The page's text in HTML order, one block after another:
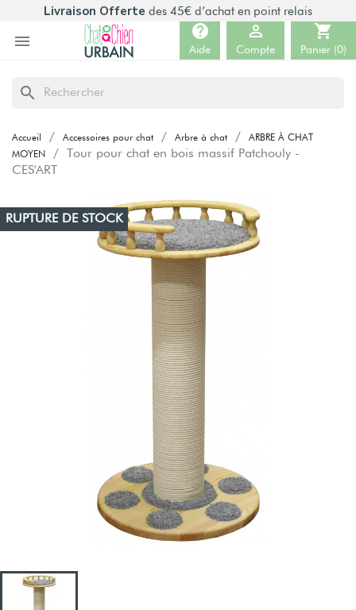
Livraison Offerte des 45€ d’achat en point relais

shopping_cart
Panier (0)
help
Aide

Compte
search
Accueil Accessoires pour chat Arbre à chat
ARBRE À CHAT
MOYEN
Tour pour chat en bois massif Patchouly -
CES'ART
RUPTURE DE STOCK